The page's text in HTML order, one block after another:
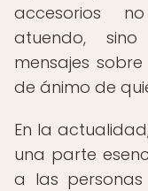
accesorios
atuendo,
mensajes
de ánimo de
En la
una parte
a las